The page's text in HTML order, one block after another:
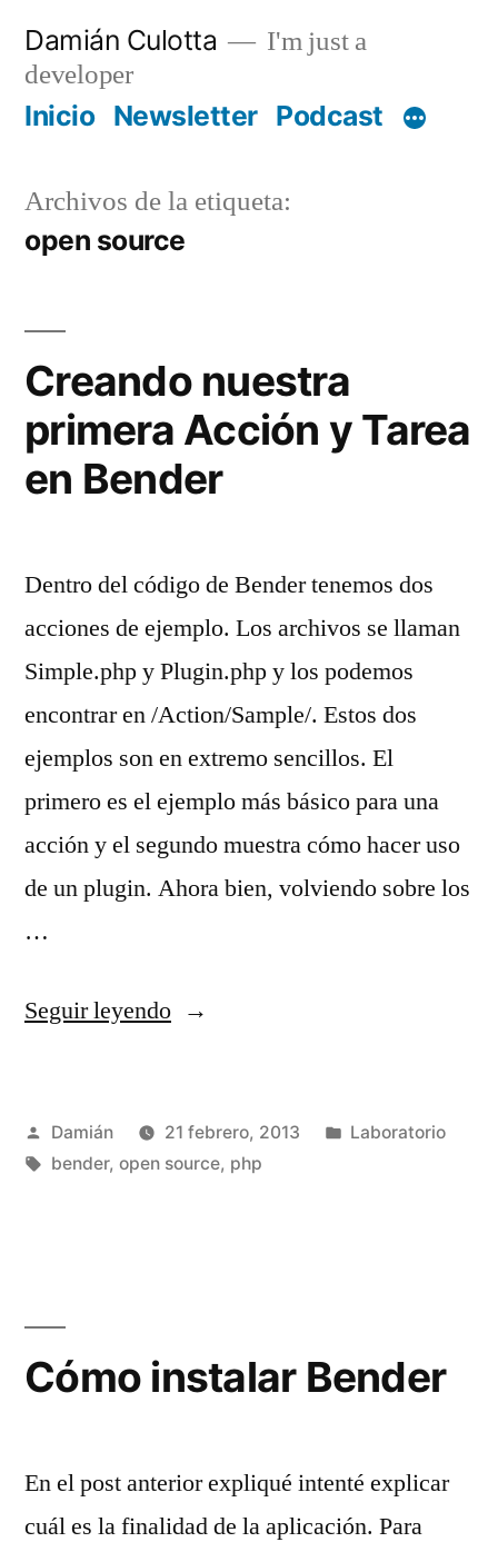
contenido
Damián Culotta
I'm just a
developer
Inicio Newsletter Podcast
Archivos de la etiqueta:
open source
Creando nuestra
primera Acción y Tarea
en Bender
Dentro del código de Bender tenemos dos
acciones de ejemplo. Los archivos se llaman
Simple.php y Plugin.php y los podemos
encontrar en /Action/Sample/. Estos dos
ejemplos son en extremo sencillos. El
primero es el ejemplo más básico para una
acción y el segundo muestra cómo hacer uso
de un plugin. Ahora bien, volviendo sobre los
…
Seguir leyendo«Creando
Acción
Publicado
por
Damián 21 febrero, 2013
Publicado
Laboratorio
Etiquetas:
bender, open source, php
Cómo instalar Bender
En el post anterior expliqué intenté explicar
cuál es la finalidad de la aplicación. Para